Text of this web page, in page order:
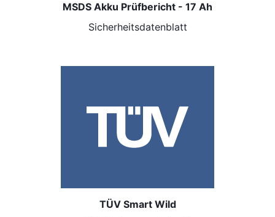
MSDS Akku Prüfbericht - 17 Ah
Sicherheitsdatenblatt
TÜV Smart Wild